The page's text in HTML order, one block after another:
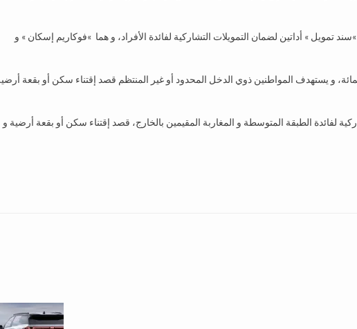
تمويل » أداتين لضمان التمويلات التشاركية لفائدة الأفراد، و هما »فوكاريم إسكان » و
نسبة ضمان المنتوج الأول بين 70 و 80 في المائة، و يستهدف المواطنين ذوي الدخل المحدود أو غير المنتظم قصد إقتناء سكن أو بقعة
لفائدة الطبقة المتوسطة و المغاربة المقيمين بالخارج، قصد إقتناء سكن أو بقعة أرضية و